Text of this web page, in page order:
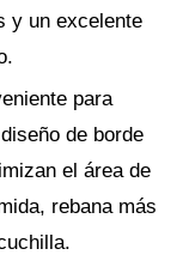
y un excelente
para
de borde
el área de
rebana más